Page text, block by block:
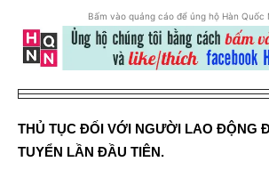
Bấm vào quảng cáo để ủng hộ Hàn Quốc
THỦ TỤC ĐỐI VỚI NGƯỜI LAO ĐỘNG
TUYỂN LẦN ĐẦU TIÊN.